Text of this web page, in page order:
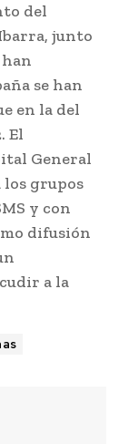
del
junto
se han
en la del
El
General
los grupos
y con
difusión
a la